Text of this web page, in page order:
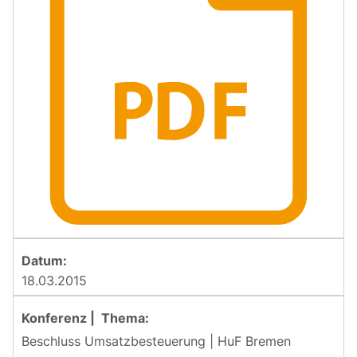
18.03.2015
Beschluss Umsatzbesteuerung | HuF Bremen